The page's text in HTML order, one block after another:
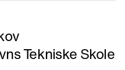
Tekniske Skole